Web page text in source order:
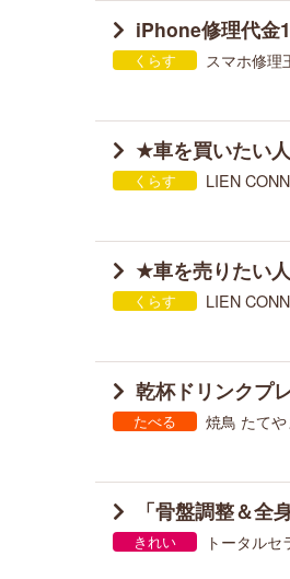
iPhone修理代金
くらす スマホ修理
★車を買いたい
くらす LIEN
★車を売りたい
くらす LIEN
乾杯ドリンクプ
たべる 焼鳥 たて
「骨盤調整＆全
きれい トータル